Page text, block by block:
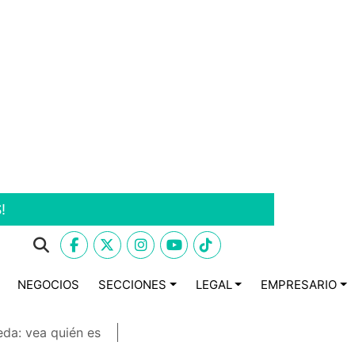
NEGOCIOS SECCIONES LEGAL EMPRESARIO
vea quién es